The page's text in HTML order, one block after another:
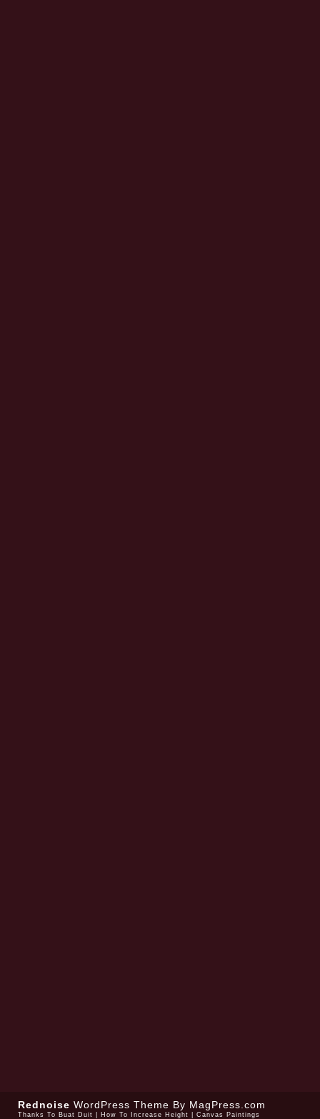
Rednoise WordPress Theme By MagPress.com
Thanks To Buat Duit How To Increase Height Canvas Paintings